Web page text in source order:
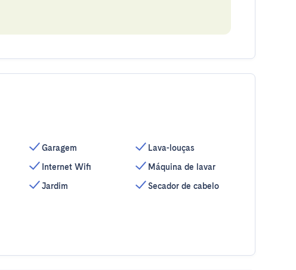
Garagem
Internet Wifi
Jardim
Lava-louças
Máquina de lavar
Secador de cabelo